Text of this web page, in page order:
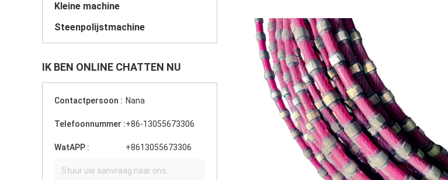
Kleine machine
Steenpolijstmachine
IK BEN ONLINE CHATTEN NU
Contactpersoon : Nana
Telefoonnummer :+86-13055673306
WatAPP : +8613055673306